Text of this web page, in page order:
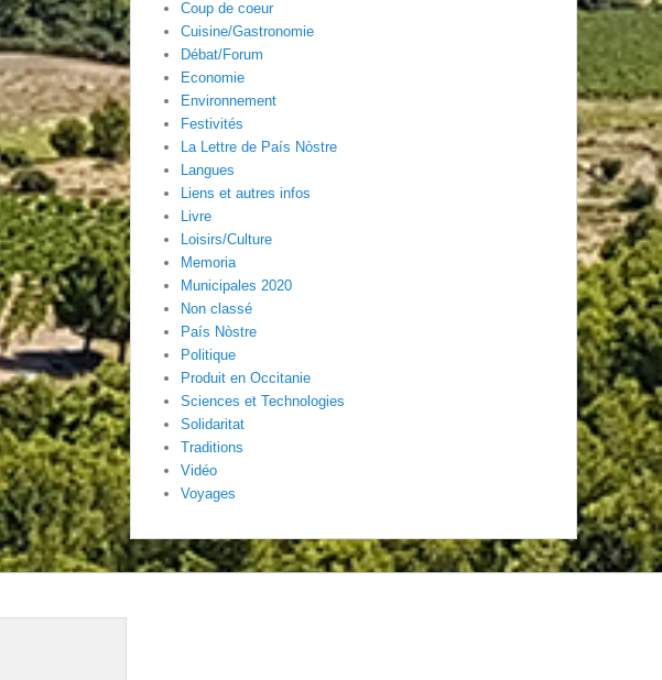
Coup de coeur
Cuisine/Gastronomie
Débat/Forum
Economie
Environnement
Festivités
La Lettre de País Nòstre
Langues
Liens et autres infos
Livre
Loisirs/Culture
Memoria
Municipales 2020
Non classé
País Nòstre
Politique
Produit en Occitanie
Sciences et Technologies
Solidaritat
Traditions
Vidéo
Voyages